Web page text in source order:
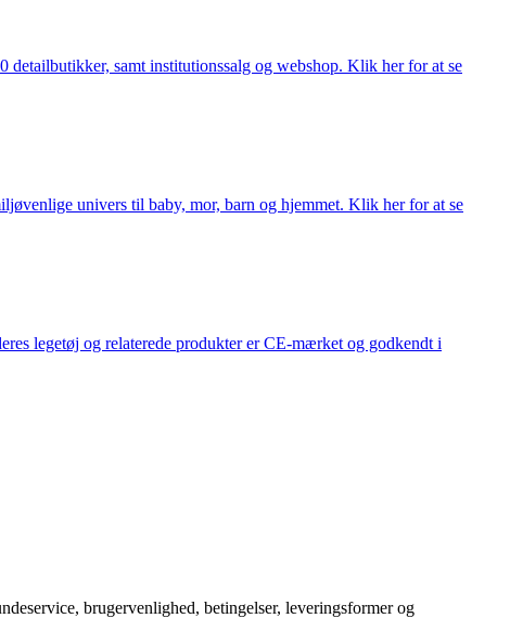
samt institutionssalg og webshop. Klik her for at se
univers til baby, mor, barn og hjemmet. Klik her for at se
legetøj og relaterede produkter er CE-mærket og godkendt i
brugervenlighed, betingelser, leveringsformer og